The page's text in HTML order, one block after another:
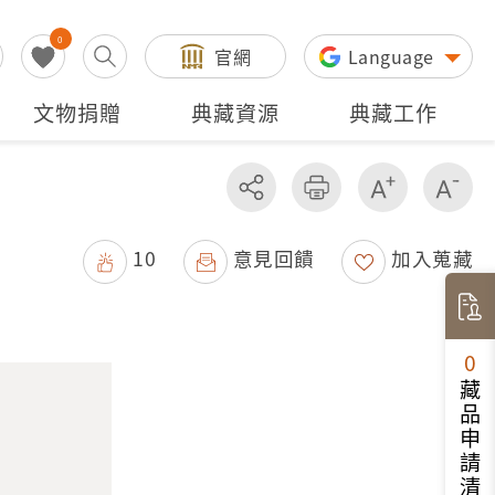
0
官網 Language
文物捐贈 典藏資源 典藏工作
分享 友善列印 增加字級
10 意見回饋 加入蒐藏
0
藏品申請清單